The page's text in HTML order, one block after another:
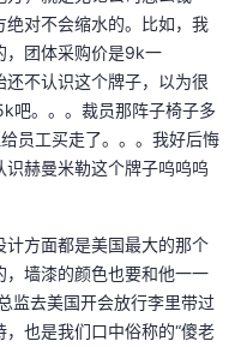
绝对不会缩水的。比如，我
，团体采购价是9k一
不认识这个牌子，以为很
吧。。。裁员那阵子椅子多
员工买走了。。。我好后悔
赫曼米勒这个牌子呜呜呜
方面都是美国最大的那个
墙漆的颜色也要和他一一
监去美国开会放行李里带过
也是我们口中俗称的“傻老